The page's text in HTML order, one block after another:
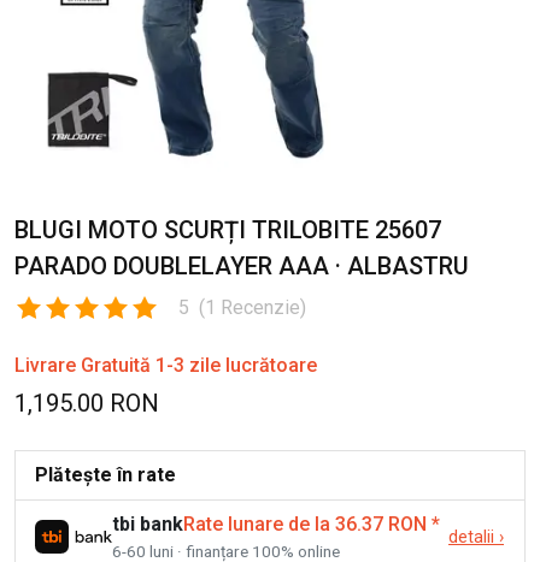
BLUGI MOTO SCURȚI TRILOBITE 25607
PARADO DOUBLELAYER AAA · ALBASTRU
5 (1 Recenzie)
Livrare Gratuită 1-3 zile lucrătoare
1,195.00 RON
Plătește în rate
tbi bankRate lunare de la 36.37 RON *
6-60 luni · finanțare 100% online
detalii ›